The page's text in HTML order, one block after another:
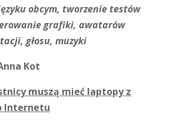
obcym, tworzenie testów
grafiki, awatarów
głosu, muzyki
Kot
muszą mieć laptopy z
Internetu